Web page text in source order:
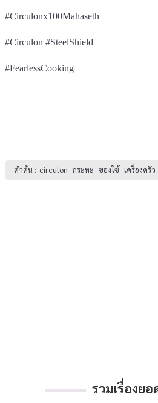
#Circulonx100Mahaseth
#Circulon #SteelShield
#FearlessCooking
คำค้น : circulon กระทะ ของใช้ เครื่องครัว
รวมเรื่องย